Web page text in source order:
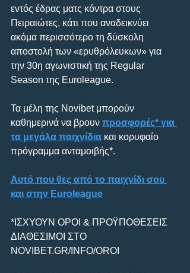
εντός έδρας ματς κόντρα στους
Πειραιώτες, κάτι που αναδεικνύει
ακόμα περισσότερο τη δύσκολη
αποστολή των «ερυθρόλευκων» για
την 30η αγωνιστική της Regular
Season της Euroleague.
Τα μέλη της Novibet μπορούν
καθημερινά να βρουν προσφορές* για
τα μεγάλα παιχνίδια και κορυφαίο
πρόγραμμα ανταμοιβής*.
Αυτό που θες από το παιχνίδι σου
και στην Euroleague
*ΙΣΧΥΟΥΝ ΟΡΟΙ & ΠΡΟΫΠΟΘΕΣΕΙΣ
ΔΙΑΘΕΣΙΜΟΙ ΣΤΟ
NOVIBET.GR/INFO/OROI